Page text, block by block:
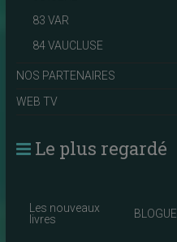
83 VAR
84 VAUCLUSE
NOS PARTENAIRES
WEB TV
Le plus regardé
Les nouveaux
livres
BLOGUE